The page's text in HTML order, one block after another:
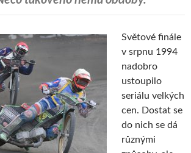
Světové finále
v srpnu 1994
nadobro
ustoupilo
seriálu velkých
cen. Dostat se
do nich se dá
různými